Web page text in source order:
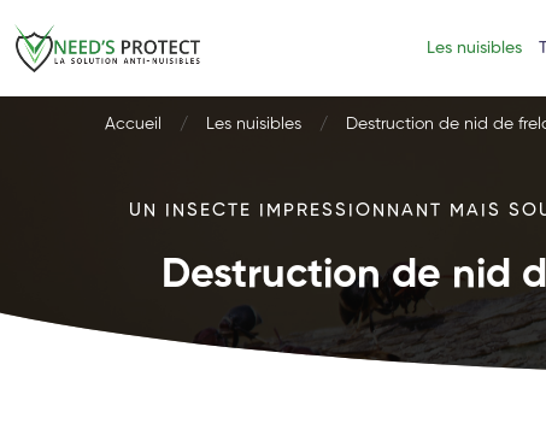
Les nuisibles
Accueil Les nuisibles Destruction de nid de
UN INSECTE IMPRESSIONNANT MAIS
Destruction de nid